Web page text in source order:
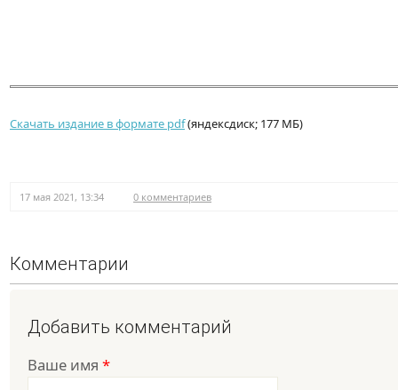
Скачать издание в формате pdf(яндексдиск; 177 МБ)
17 мая 2021, 13:34 0 комментариев
Комментарии
Добавить комментарий
Ваше имя *